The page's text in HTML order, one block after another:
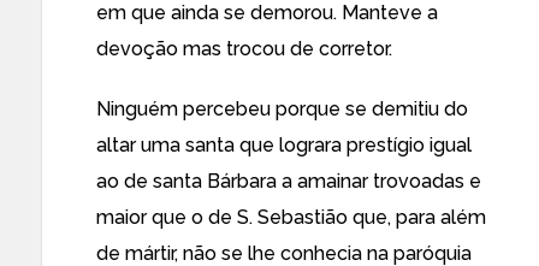
em que ainda se demorou. Manteve a
devoção mas trocou de corretor.
Ninguém percebeu porque se demitiu do
altar uma santa que lograra prestígio igual
ao de santa Bárbara a amainar trovoadas e
maior que o de S. Sebastião que, para além
de mártir, não se lhe conhecia na paróquia